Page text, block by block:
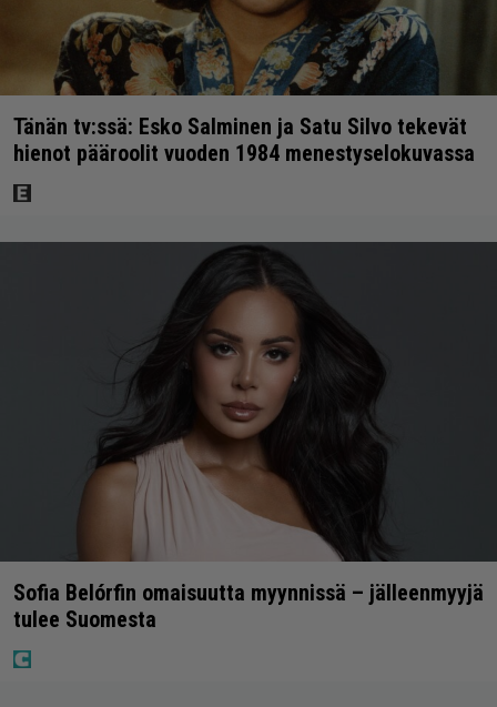
Tänän tv:ssä: Esko Salminen ja Satu Silvo tekevät
hienot pääroolit vuoden 1984 menestyselokuvassa
Sofia Belórfin omaisuutta myynnissä – jälleenmyyjä
tulee Suomesta